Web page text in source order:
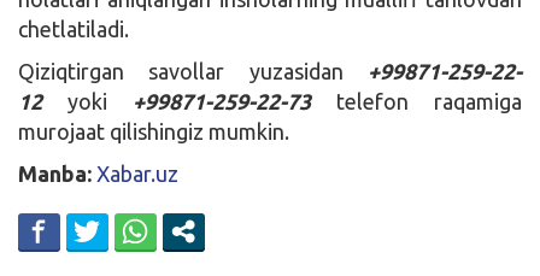
chetlatiladi.
Qiziqtirgan savollar yuzasidan +99871-259-22-
12
yoki +99871-259-22-73
telefon raqamiga
murojaat qilishingiz mumkin.
Manba: Xabar.uz